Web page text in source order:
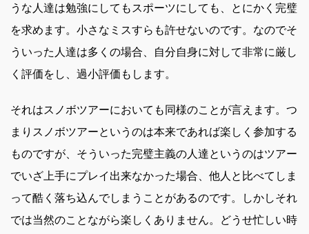
うな人達は勉強にしてもスポーツにしても、とにかく完璧
を求めます。小さなミスすらも許せないのです。なのでそ
ういった人達は多くの場合、自分自身に対して非常に厳し
く評価をし、過小評価もします。
それはスノボツアーにおいても同様のことが言えます。つ
まりスノボツアーというのは本来であれば楽しく参加する
ものですが、そういった完璧主義の人達というのはツアー
でいざ上手にプレイ出来なかった場合、他人と比べてしま
って酷く落ち込んでしまうことがあるのです。しかしそれ
では当然のことながら楽しくありません。どうせ忙しい時